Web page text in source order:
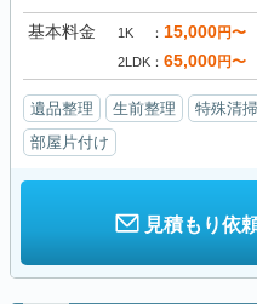
基本料金 1K 15,000円〜
2LDK 65,000円〜
遺品整理 生前整理 特殊清掃
部屋片付け
見積もり依